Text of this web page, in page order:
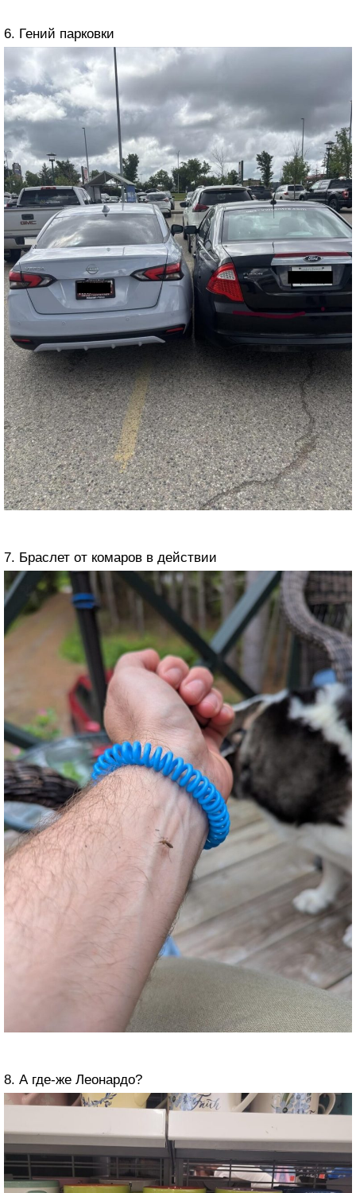
6. Гений парковки
7. Браслет от комаров в действии
8. А где-же Леонардо?